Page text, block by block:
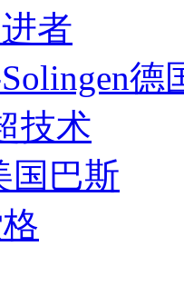
者
德
技术
国巴斯